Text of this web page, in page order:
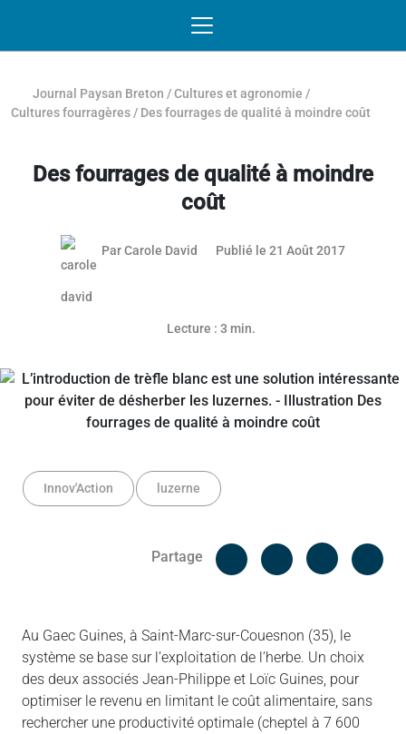
Journal Paysan Breton /Cultures et agronomie /
Cultures fourragères / Des fourrages de qualité à moindre coût
Des fourrages de qualité à moindre
coût
ParCarole David Publié le 21 Août 201721 août
Lecture : 3 min.
Innov'Action luzerne
Partage
Facebook
Au Gaec Guines, à Saint-Marc-sur-Couesnon (35), le
système se base sur l’exploitation de l’herbe. Un choix
des deux associés Jean-Philippe et Loïc Guines, pour
optimiser le revenu en limitant le coût alimentaire, sans
rechercher une productivité optimale (cheptel à 7 600